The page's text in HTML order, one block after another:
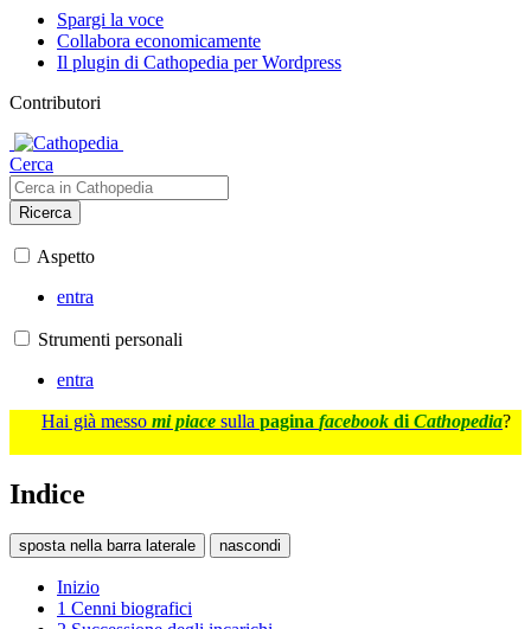
Spargi la voce
Collabora economicamente
Il plugin di Cathopedia per Wordpress
Contributori
Cerca
Ricerca
Aspetto
entra
Strumenti personali
entra
Hai già messo mi piace sulla pagina facebook di Cathopedia?
Indice
sposta nella barra laterale nascondi
Inizio
1 Cenni biografici